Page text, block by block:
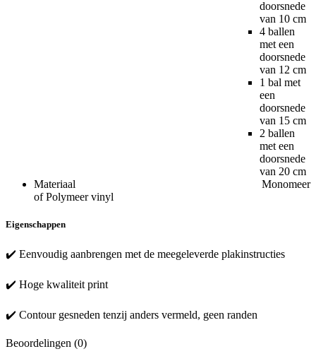
doorsnede
van 10 cm
4 ballen
met een
doorsnede
van 12 cm
1 bal met
een
doorsnede
van 15 cm
2 ballen
met een
doorsnede
van 20 cm
Materiaal Monomeer
of Polymeer vinyl
Eigenschappen
✔️ Eenvoudig aanbrengen met de meegeleverde plakinstructies
✔️ Hoge kwaliteit print
✔️ Contour gesneden tenzij anders vermeld, geen randen
Beoordelingen (0)